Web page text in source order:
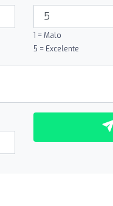
1 = Malo
5 = Excelente